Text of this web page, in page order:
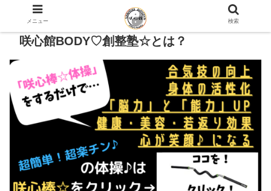
咲心館BODY♡創整塾☆とは？
メニュー 検索